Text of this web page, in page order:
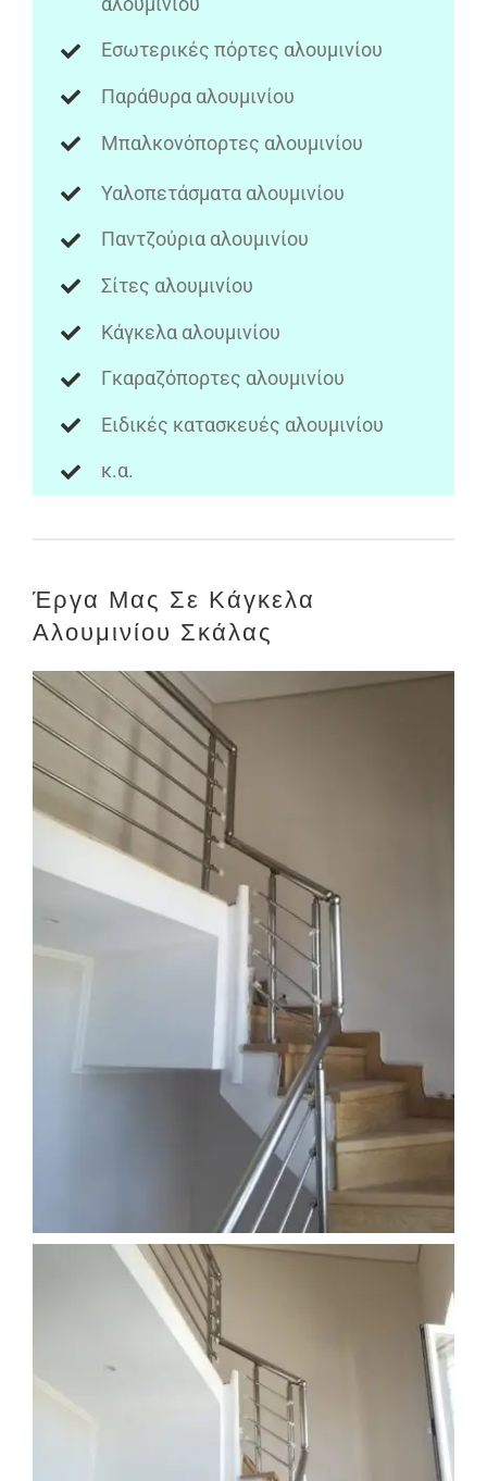
Εσωτερικές πόρτες αλουμινίου
Παράθυρα αλουμινίου
Μπαλκονόπορτες αλουμινίου
Υαλοπετάσματα αλουμινίου
Παντζούρια αλουμινίου
Σίτες αλουμινίου
Κάγκελα αλουμινίου
Γκαραζόπορτες αλουμινίου
Ειδικές κατασκευές αλουμινίου
κ.α.
Έργα Μας Σε Κάγκελα
Αλουμινίου Σκάλας